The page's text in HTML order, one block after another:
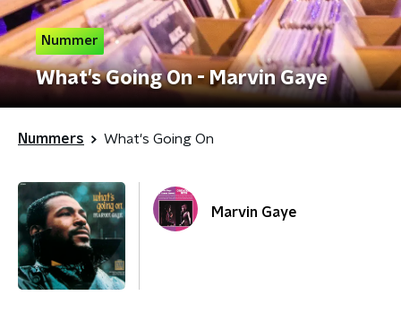
Nummer
What's Going On - Marvin Gaye
Nummers What's Going On
Marvin Gaye